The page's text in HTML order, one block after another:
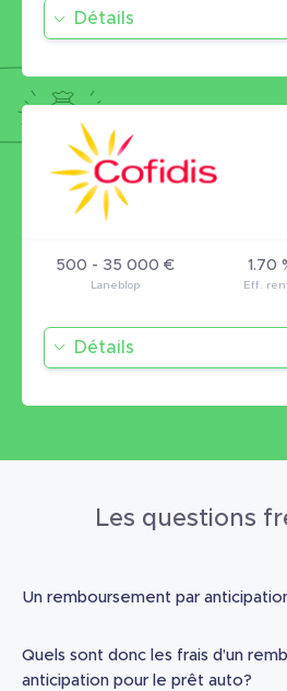
Détails
500 - 35 000 € 1.70
Détails
Les questions
Un remboursement par
Quels sont donc les frais d’un
anticipation pour le prêt auto?